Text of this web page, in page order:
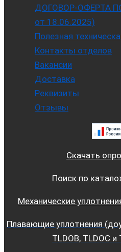
ДОГОВОР-ОФЕРТА
от 18.06.2025)
Полезная
Контакты отделов
Вакансии
Доставка
Реквизиты
Отзывы
Скачать
Поиск по
Механические
Плавающие уплотнения
TLDOB, TLDOC и